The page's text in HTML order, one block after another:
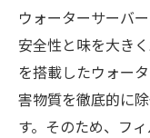
ウォーターサーバ
安全性と味を大き
を搭載したウォー
害物質を徹底的に
す。そのため、フ